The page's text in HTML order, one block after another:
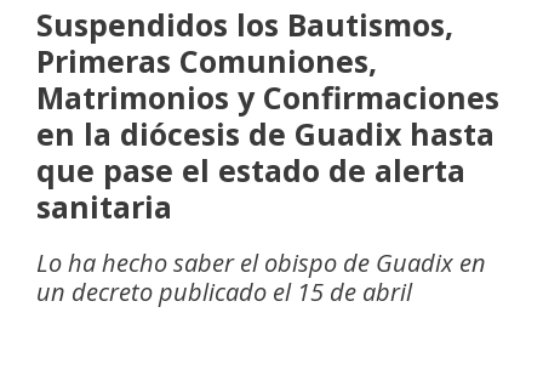
Suspendidos los Bautismos,
Primeras Comuniones,
Matrimonios y Confirmaciones
en la diócesis de Guadix hasta
que pase el estado de alerta
sanitaria
Lo ha hecho saber el obispo de Guadix en
un decreto publicado el 15 de abril